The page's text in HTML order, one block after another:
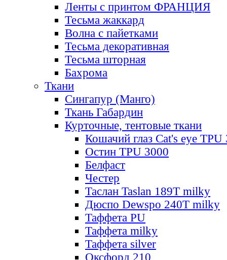
Ленты с принтом ФРАНЦИЯ
Тесьма жаккард
Волна с пайетками
Тесьма декоративная
Тесьма шторная
Бахрома
Ткани
Сингапур (Манго)
Ткань Габардин
Курточные, тентовые ткани
Кошачий глаз Cat's eye TPU
Остин TPU 3000
Белфаст
Честер
Таслан Taslan 189T milky
Дюспо Dewspo 240T milky
Таффета PU
Таффета milky
Таффета silver
Оксфорд 210